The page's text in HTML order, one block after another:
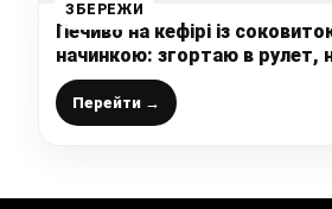
ЗБЕРЕЖИ
Печиво на кефірі із
начинкою: згортаю в рулет,
духовку – простіше і не
Перейти →